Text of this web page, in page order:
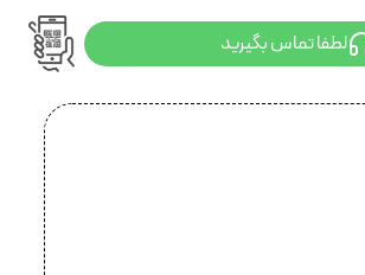
لطفا تماس بگیرید